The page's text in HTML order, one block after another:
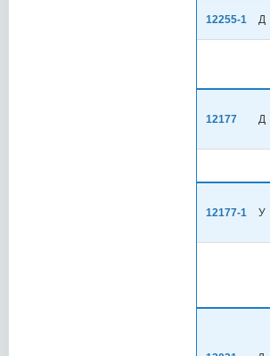
12255-1 Д
12177 Д
12177-1 У